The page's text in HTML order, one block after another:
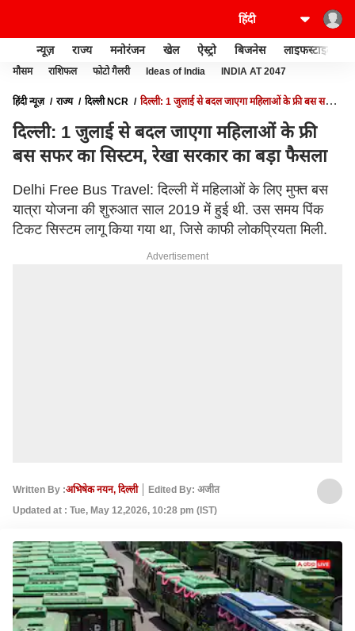
न्यूज़ राज्य मनोरंजन खेल ऐस्ट्रो बिजनेस लाइफस्टाइल
मौसम राशिफल फोटो गैलरी Ideas of India INDIA AT 2047
हिंदी न्यूज़ राज्य दिल्ली NCR
दिल्ली: 1 जुलाई से बदल जाएगा महिलाओं के फ्री बस सफर
दिल्ली: 1 जुलाई से बदल जाएगा महिलाओं के फ्री
बस सफर का सिस्टम, रेखा सरकार का बड़ा फैसला
Delhi Free Bus Travel: दिल्ली में महिलाओं के लिए मुफ्त बस
यात्रा योजना की शुरुआत साल 2019 में हुई थी. उस समय पिंक
टिकट सिस्टम लागू किया गया था, जिसे काफी लोकप्रियता मिली.
Advertisement
Written By :अभिषेक नयन, दिल्ली
Edited By: अजीत
Updated at : Tue, May 12,2026, 10:28 pm (IST)